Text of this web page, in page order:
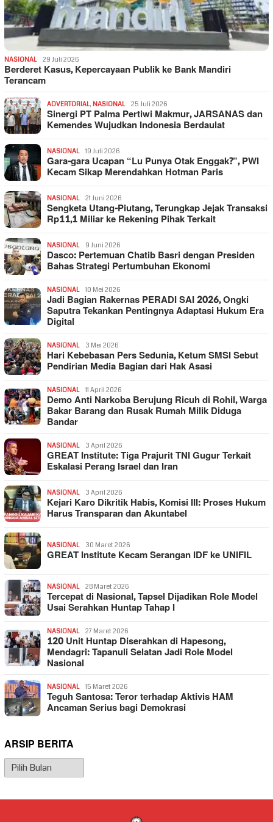
NASIONAL 29 Juli 2026
Berderet Kasus, Kepercayaan Publik ke Bank Mandiri
Terancam
ADVERTORIAL, NASIONAL 25 Juli 2026
Sinergi PT Palma Pertiwi Makmur, JARSANAS dan
Kemendes Wujudkan Indonesia Berdaulat
NASIONAL 19 Juli 2026
Gara-gara Ucapan “Lu Punya Otak Enggak?”, PWI
Kecam Sikap Merendahkan Hotman Paris
NASIONAL 21 Juni 2026
Sengketa Utang-Piutang, Terungkap Jejak Transaksi
Rp11,1 Miliar ke Rekening Pihak Terkait
NASIONAL 9 Juni 2026
Dasco: Pertemuan Chatib Basri dengan Presiden
Bahas Strategi Pertumbuhan Ekonomi
NASIONAL 10 Mei 2026
Jadi Bagian Rakernas PERADI SAI 2026, Ongki
Saputra Tekankan Pentingnya Adaptasi Hukum Era
Digital
NASIONAL 3 Mei 2026
Hari Kebebasan Pers Sedunia, Ketum SMSI Sebut
Pendirian Media Bagian dari Hak Asasi
NASIONAL 11 April 2026
Demo Anti Narkoba Berujung Ricuh di Rohil, Warga
Bakar Barang dan Rusak Rumah Milik Diduga
Bandar
NASIONAL 3 April 2026
GREAT Institute: Tiga Prajurit TNI Gugur Terkait
Eskalasi Perang Israel dan Iran
NASIONAL 3 April 2026
Kejari Karo Dikritik Habis, Komisi III: Proses Hukum
Harus Transparan dan Akuntabel
NASIONAL 30 Maret 2026
GREAT Institute Kecam Serangan IDF ke UNIFIL
NASIONAL 28 Maret 2026
Tercepat di Nasional, Tapsel Dijadikan Role Model
Usai Serahkan Huntap Tahap I
NASIONAL 27 Maret 2026
120 Unit Huntap Diserahkan di Hapesong,
Mendagri: Tapanuli Selatan Jadi Role Model
Nasional
NASIONAL 15 Maret 2026
Teguh Santosa: Teror terhadap Aktivis HAM
Ancaman Serius bagi Demokrasi
ARSIP BERITA
Arsip
Berita